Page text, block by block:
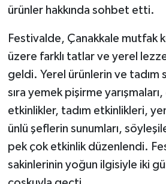
ürünler hakkında sohbet etti.
Festivalde, Çanakkale mutfak
üzere farklı tatlar ve yerel
geldi. Yerel ürünlerin ve tadım
sıra yemek pişirme
etkinlikler, tadım etkinlikleri,
ünlü şeflerin sunumları,
pek çok etkinlik düzenlendi.
sakinlerinin yoğun ilgisiyle iki